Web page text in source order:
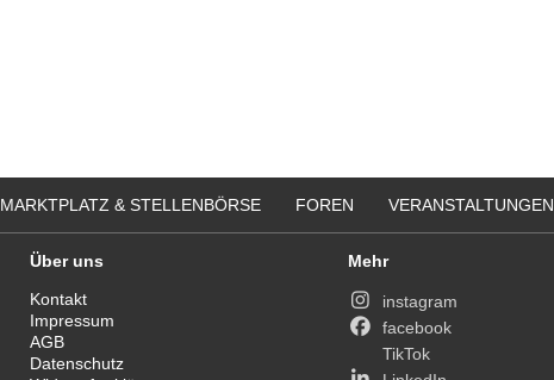
MARKTPLATZ & STELLENBÖRSE FOREN VERANSTALTUNGEN
Über uns
Kontakt
Impressum
AGB
Datenschutz
Mehr
instagram
facebook
TikTok